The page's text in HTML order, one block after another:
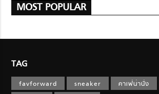
MOST POPULAR
TAG
favforward sneaker คาเฟ่น่านั่ง